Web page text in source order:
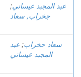
عبد المجيد عيساني;
جخراب, سعاد
سعاد حخراب; عبد
المجيد عيساني